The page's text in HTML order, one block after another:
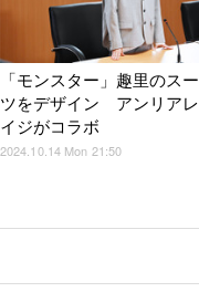
「モンスター」趣里のスー
ツをデザイン アンリアレ
イジがコラボ
2024.10.14 Mon 21:50